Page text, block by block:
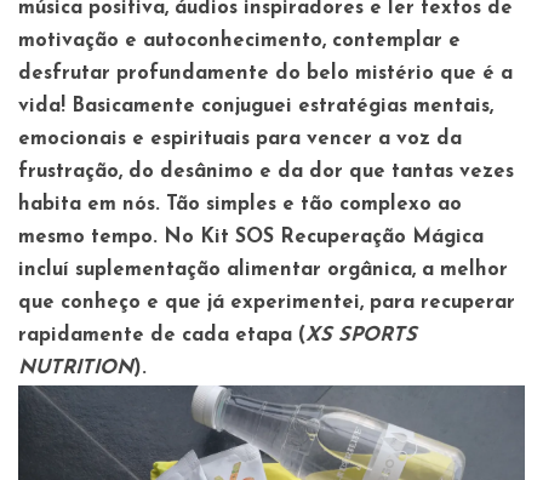
música positiva, áudios inspiradores e ler textos de
motivação e autoconhecimento, contemplar e
desfrutar profundamente do belo mistério que é a
vida! Basicamente conjuguei estratégias mentais,
emocionais e espirituais para vencer a voz da
frustração, do desânimo e da dor que tantas vezes
habita em nós. Tão simples e tão complexo ao
mesmo tempo. No Kit SOS Recuperação Mágica
incluí suplementação alimentar orgânica, a melhor
que conheço e que já experimentei, para recuperar
rapidamente de cada etapa (XS SPORTS
NUTRITION).